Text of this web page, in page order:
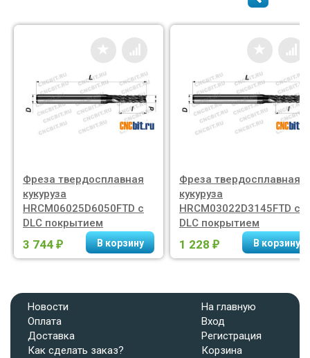
Фреза твердосплавная
кукуруза
HRCM06025D6050FTD c
DLC покрытием
3 744 ₽
Фреза твердосплавная
кукуруза
HRCM03022D3145FTD c
DLC покрытием
1 228 ₽
Новости
Оплата
Доставка
Как сделать заказ?
На главную
Вход
Регистрация
Корзина